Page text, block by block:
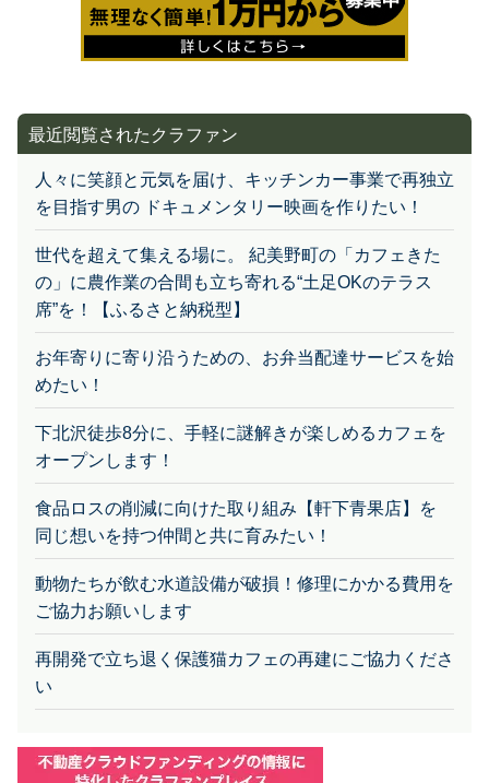
最近閲覧されたクラファン
人々に笑顔と元気を届け、キッチンカー事業で再独立
を目指す男の ドキュメンタリー映画を作りたい！
世代を超えて集える場に。 紀美野町の「カフェきた
の」に農作業の合間も立ち寄れる“土足OKのテラス
席”を！【ふるさと納税型】
お年寄りに寄り沿うための、お弁当配達サービスを始
めたい！
下北沢徒歩8分に、手軽に謎解きが楽しめるカフェを
オープンします！
食品ロスの削減に向けた取り組み【軒下青果店】を
同じ想いを持つ仲間と共に育みたい！
動物たちが飲む水道設備が破損！修理にかかる費用を
ご協力お願いします
再開発で立ち退く保護猫カフェの再建にご協力くださ
い